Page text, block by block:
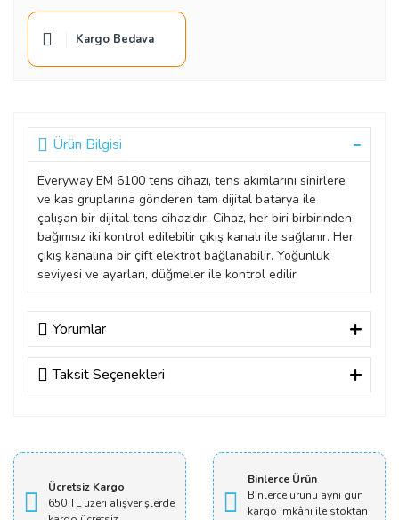
Kargo Bedava
Ürün Bilgisi
Everyway EM 6100 tens cihazı, tens akımlarını sinirlere
ve kas gruplarına gönderen tam dijital batarya ile
çalışan bir dijital tens cihazıdır. Cihaz, her biri birbirinden
bağımsız iki kontrol edilebilir çıkış kanalı ile sağlanır. Her
çıkış kanalına bir çift elektrot bağlanabilir. Yoğunluk
seviyesi ve ayarları, düğmeler ile kontrol edilir
Yorumlar
Bu ürüne ilk yorumu siz yapın!
Taksit Seçenekleri
Ücretsiz Kargo
650 TL üzeri alışverişlerde
Binlerce Ürün
Binlerce ürünü aynı gün
kargo imkânı ile stoktan